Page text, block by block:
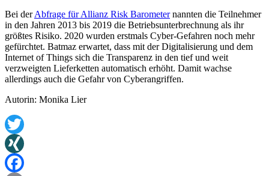
Bei derAbfrage für Allianz Risk Barometernannten die Teilnehmer
in den Jahren 2013 bis 2019 die Betriebsunterbrechnung als ihr
größtes Risiko. 2020 wurden erstmals Cyber-Gefahren noch mehr
gefürchtet. Batmaz erwartet, dass mit der Digitalisierung und dem
Internet of Things sich die Transparenz in den tief und weit
verzweigten Lieferketten automatisch erhöht. Damit wachse
allerdings auch die Gefahr von Cyberangriffen.
Autorin: Monika Lier
Twitter
XING